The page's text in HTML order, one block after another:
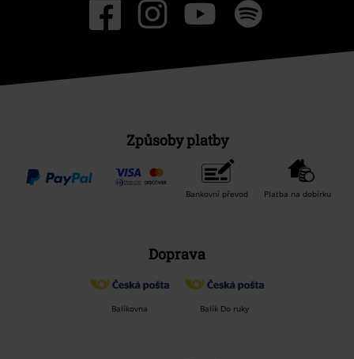
Způsoby platby
Bankovní převod Platba na dobírku
Doprava
Balíkovna Balík Do ruky